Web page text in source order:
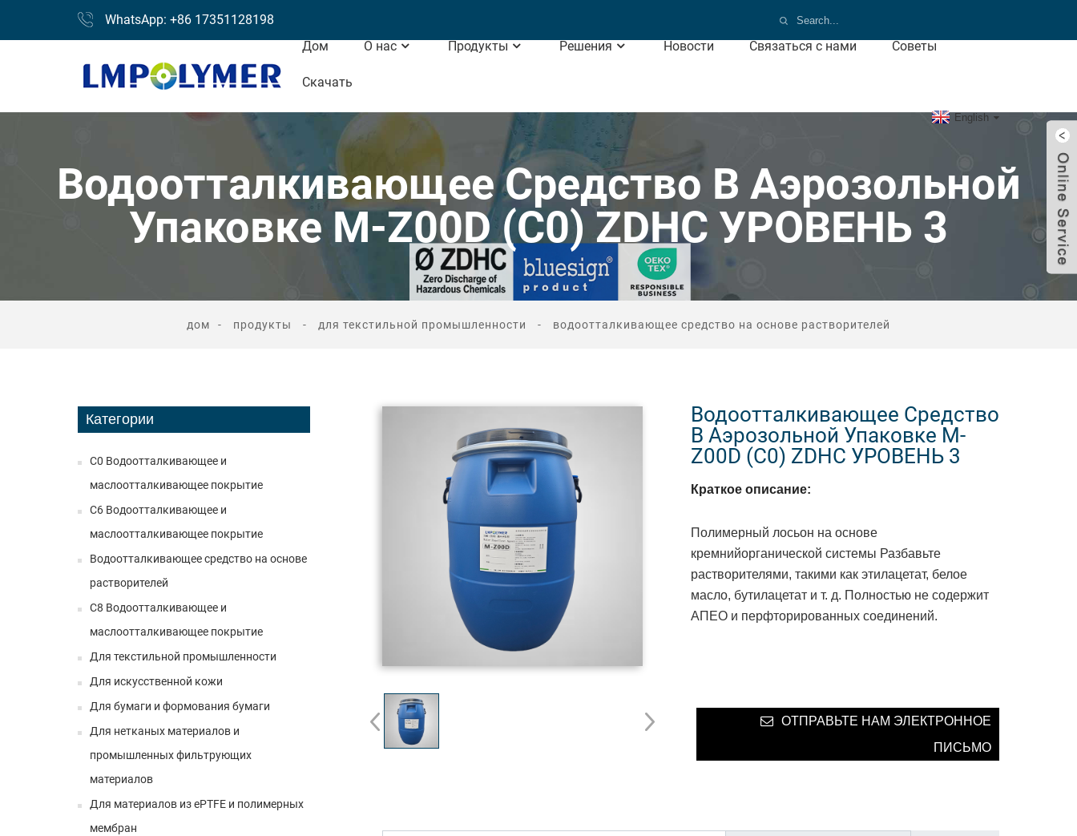
WhatsApp: +86 17351128198
Дом
О нас Продукты Решения Новости Связаться с нами Советы
Скачать
English
Водоотталкивающее Средство В Аэрозольной
Упаковке M-Z00D (C0) ZDHC УРОВЕНЬ 3
дом продукты для текстильной промышленности водоотталкивающее средство на основе растворителей
Категории
C0 Водоотталкивающее и
маслоотталкивающее покрытие
C6 Водоотталкивающее и
маслоотталкивающее покрытие
Водоотталкивающее средство на основе
растворителей
C8 Водоотталкивающее и
маслоотталкивающее покрытие
Для текстильной промышленности
Для искусственной кожи
Для бумаги и формования бумаги
Для нетканых материалов и
промышленных фильтрующих
материалов
Для материалов из ePTFE и полимерных
мембран
Водоотталкивающее Средство
В Аэрозольной Упаковке M-
Z00D (C0) ZDHC УРОВЕНЬ 3
Краткое описание:
Полимерный лосьон на основе
кремнийорганической системы Разбавьте
растворителями, такими как этилацетат, белое
масло, бутилацетат и т. д. Полностью не содержит
АПЕО и перфторированных соединений.
ОТПРАВЬТЕ НАМ ЭЛЕКТРОННОЕ
ПИСЬМО